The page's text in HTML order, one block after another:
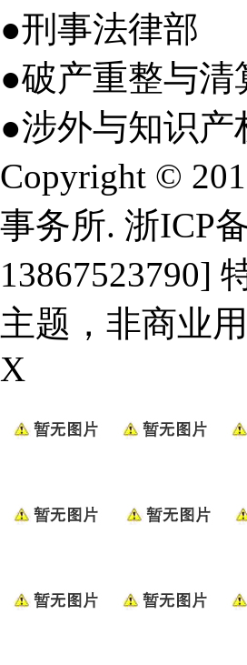
●刑事法律部
●破产重整与清
●涉外与知识产
Copyright ©
事务所. 浙ICP
13867523790]
主题，非商业
X